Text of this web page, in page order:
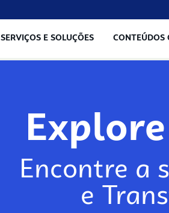
SERVIÇOS E SOLUÇÕES CONTEÚDOS
Explore
Encontre a
e